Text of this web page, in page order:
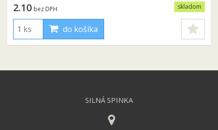
skladom
2.10 bez DPH
do košíka
SILNÁ SPINKA